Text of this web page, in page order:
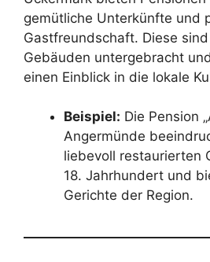
gemütliche Unterkünfte und
Gastfreundschaft. Diese
Gebäuden untergebracht
einen Einblick in die lokale
Beispiel: Die Pension
Angermünde
liebevoll restaurierten
18. Jahrhundert und
Gerichte der Region.